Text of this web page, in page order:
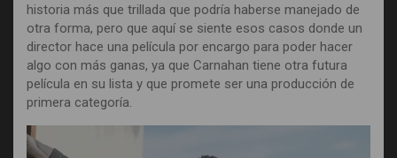
historia más que trillada que podría haberse manejado de
otra forma, pero que aquí se siente esos casos donde un
director hace una película por encargo para poder hacer
algo con más ganas, ya que Carnahan tiene otra futura
película en su lista y que promete ser una producción de
primera categoría.